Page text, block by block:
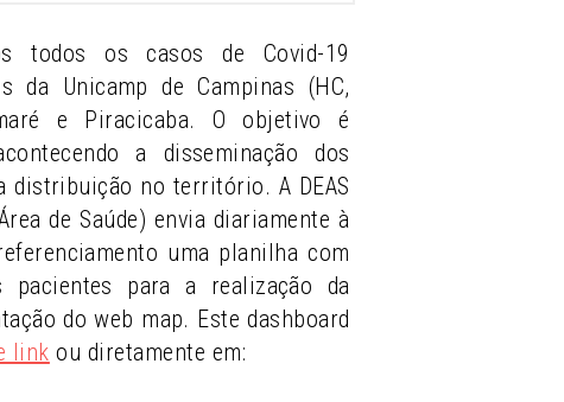
todos os casos de Covid-19
da Unicamp de Campinas (HC,
e Piracicaba. O objetivo é
a disseminação dos
distribuição no território. A DEAS
de Saúde) envia diariamente à
uma planilha com
para a realização da
do web map. Este dashboard
link ou diretamente em: